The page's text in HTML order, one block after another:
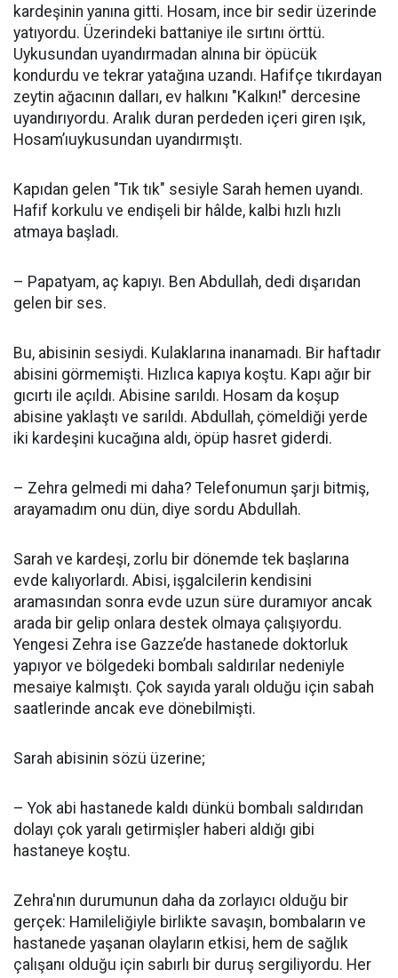
kardeşinin yanına gitti. Hosam, ince bir sedir üzerinde
yatıyordu. Üzerindeki battaniye ile sırtını örttü.
Uykusundan uyandırmadan alnına bir öpücük
kondurdu ve tekrar yatağına uzandı. Hafifçe tıkırdayan
zeytin ağacının dalları, ev halkını "Kalkın!" dercesine
uyandırıyordu. Aralık duran perdeden içeri giren ışık,
Hosam’ıuykusundan uyandırmıştı.
Kapıdan gelen "Tık tık" sesiyle Sarah hemen uyandı.
Hafif korkulu ve endişeli bir hâlde, kalbi hızlı hızlı
atmaya başladı.
– Papatyam, aç kapıyı. Ben Abdullah, dedi dışarıdan
gelen bir ses.
Bu, abisinin sesiydi. Kulaklarına inanamadı. Bir haftadır
abisini görmemişti. Hızlıca kapıya koştu. Kapı ağır bir
gıcırtı ile açıldı. Abisine sarıldı. Hosam da koşup
abisine yaklaştı ve sarıldı. Abdullah, çömeldiği yerde
iki kardeşini kucağına aldı, öpüp hasret giderdi.
– Zehra gelmedi mi daha? Telefonumun şarjı bitmiş,
arayamadım onu dün, diye sordu Abdullah.
Sarah ve kardeşi, zorlu bir dönemde tek başlarına
evde kalıyorlardı. Abisi, işgalcilerin kendisini
aramasından sonra evde uzun süre duramıyor ancak
arada bir gelip onlara destek olmaya çalışıyordu.
Yengesi Zehra ise Gazze’de hastanede doktorluk
yapıyor ve bölgedeki bombalı saldırılar nedeniyle
mesaiye kalmıştı. Çok sayıda yaralı olduğu için sabah
saatlerinde ancak eve dönebilmişti.
Sarah abisinin sözü üzerine;
– Yok abi hastanede kaldı dünkü bombalı saldırıdan
dolayı çok yaralı getirmişler haberi aldığı gibi
hastaneye koştu.
Zehra'nın durumunun daha da zorlayıcı olduğu bir
gerçek: Hamileliğiyle birlikte savaşın, bombaların ve
hastanede yaşanan olayların etkisi, hem de sağlık
çalışanı olduğu için sabırlı bir duruş sergiliyordu. Her